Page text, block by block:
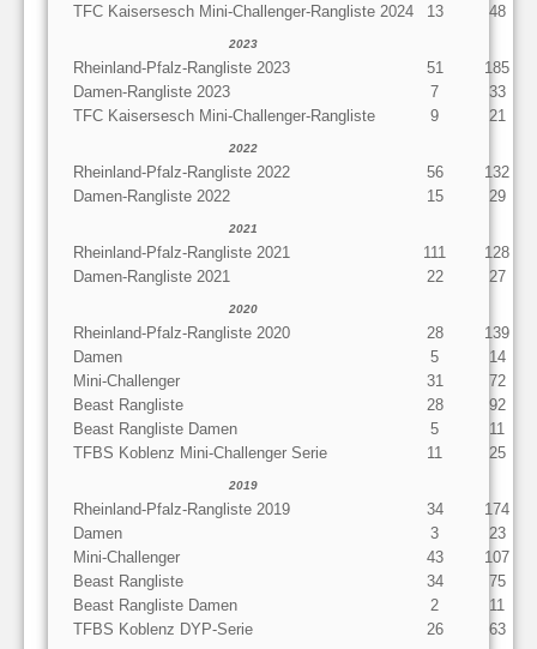
TFC Kaisersesch Mini-Challenger-Rangliste 2024
13 48
2023
Rheinland-Pfalz-Rangliste 2023 51
185
Damen-Rangliste 2023
7
33
TFC Kaisersesch Mini-Challenger-Rangliste
9 21
2022
Rheinland-Pfalz-Rangliste 2022 56
132
Damen-Rangliste 2022
15 29
2021
Rheinland-Pfalz-Rangliste 2021 111
128
Damen-Rangliste 2021
22 27
2020
Rheinland-Pfalz-Rangliste 2020 28
139
Damen
5
14
Mini-Challenger
31
72
Beast Rangliste
28
92
Beast Rangliste Damen
5
11
TFBS Koblenz Mini-Challenger Serie
11 25
2019
Rheinland-Pfalz-Rangliste 2019 34
174
Damen
3
23
Mini-Challenger
43
107
Beast Rangliste
34
75
Beast Rangliste Damen
2
11
TFBS Koblenz DYP-Serie
26 63